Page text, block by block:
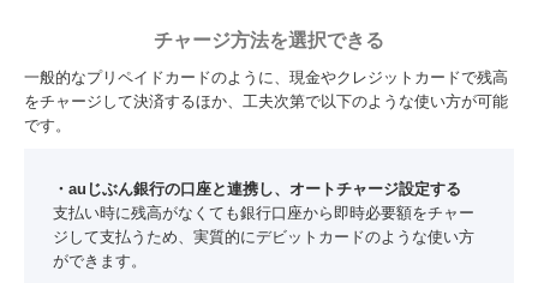
チャージ方法を選択できる
一般的なプリペイドカードのように、現金やクレジットカードで残高
をチャージして決済するほか、工夫次第で以下のような使い方が可能
です。
・auじぶん銀行の口座と連携し、オートチャージ設定する
支払い時に残高がなくても銀行口座から即時必要額をチャー
ジして支払うため、実質的にデビットカードのような使い方
ができます。